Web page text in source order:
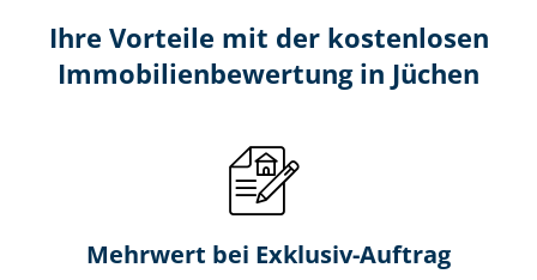
Ihre Vorteile mit der kostenlosen
Im­mo­bi­li­en­be­wer­tung in Jüchen
Mehrwert bei Exklusiv-Auftrag